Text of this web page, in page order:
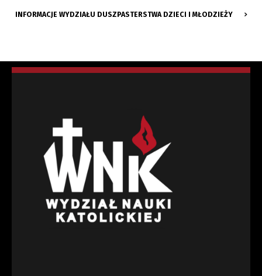
INFORMACJE WYDZIAŁU DUSZPASTERSTWA DZIECI I MŁODZIEŻY